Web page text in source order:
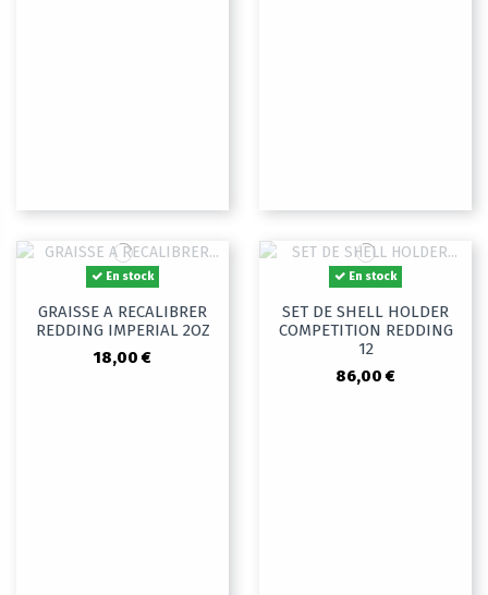
En stock
GRAISSE A RECALIBRER
REDDING IMPERIAL 2OZ
18,00 €
En stock
SET DE SHELL HOLDER
COMPETITION REDDING
12
86,00 €